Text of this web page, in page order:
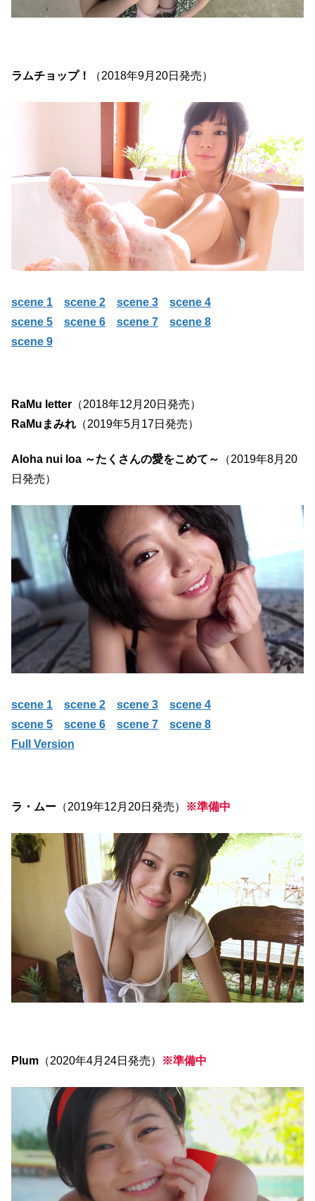
ラムチョップ！ （2018年9月20日発売）
scene 1 scene 2 scene 3
scene 4
scene 5
scene 6 scene 7
scene 8
scene 9
RaMu letter （2018年12月20日発売）
RaMuまみれ （2019年5月17日発売）
Aloha nui loa ～たくさんの愛をこめて～
（2019年8月20
日発売）
scene 1 scene 2 scene 3
scene 4
scene 5
scene 6 scene 7
scene 8
Full Version
ラ・ムー （2019年12月20日発売） ※準備中
Plum （2020年4月24日発売） ※準備中